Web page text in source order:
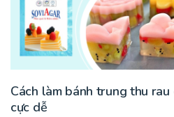
Cách làm bánh trung thu
cực dễ